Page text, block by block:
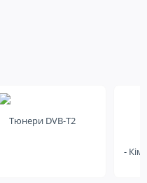
Тюнери DVB-T2
-